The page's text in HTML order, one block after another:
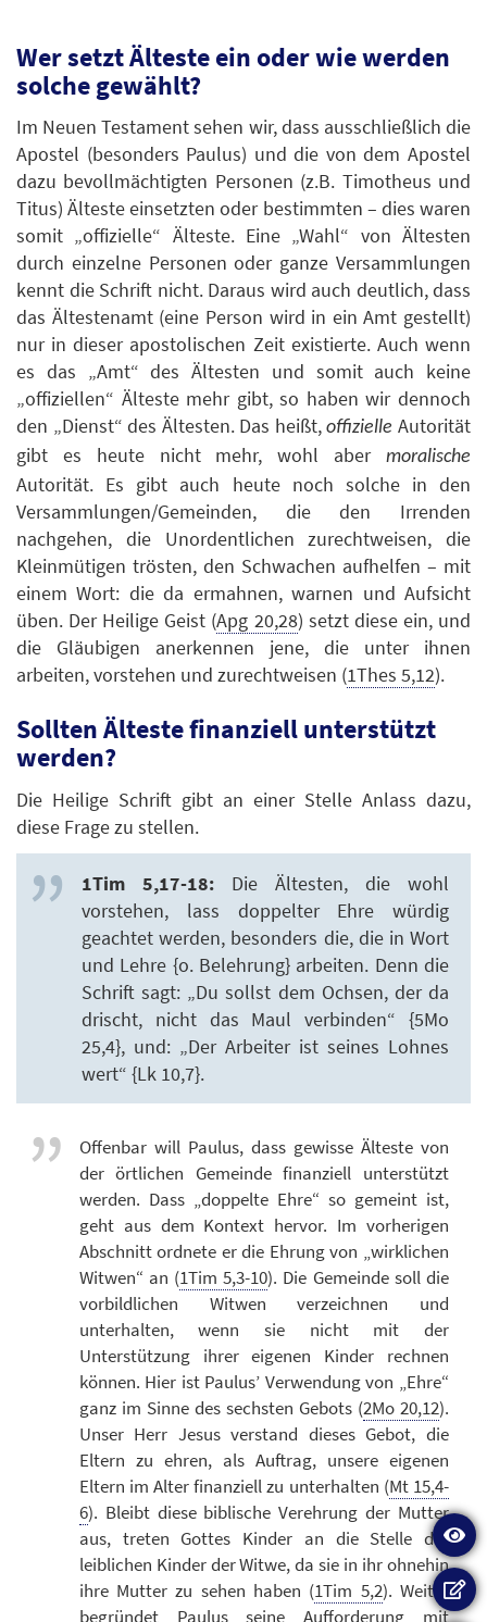
Wer setzt Älteste ein oder wie werden
solche gewählt?
Im Neuen Testament sehen wir, dass ausschließlich die
Apostel (besonders Paulus) und die von dem Apostel
dazu bevollmächtigten Personen (z.B. Timotheus und
Titus) Älteste einsetzten oder bestimmten – dies waren
somit „offizielle“ Älteste. Eine „Wahl“ von Ältesten
durch einzelne Personen oder ganze Versammlungen
kennt die Schrift nicht. Daraus wird auch deutlich, dass
das Ältestenamt (eine Person wird in ein Amt gestellt)
nur in dieser apostolischen Zeit existierte. Auch wenn
es das „Amt“ des Ältesten und somit auch keine
„offiziellen“ Älteste mehr gibt, so haben wir dennoch
den „Dienst“ des Ältesten. Das heißt,offizielle Autorität
gibt es heute nicht mehr, wohl aber
moralische
Autorität. Es gibt auch heute noch solche in den
Versammlungen/Gemeinden, die den Irrenden
nachgehen, die Unordentlichen zurechtweisen, die
Kleinmütigen trösten, den Schwachen aufhelfen – mit
einem Wort: die da ermahnen, warnen und Aufsicht
üben. Der Heilige Geist (Apg 20,28) setzt diese ein, und
die Gläubigen anerkennen jene, die unter ihnen
arbeiten, vorstehen und zurechtweisen (1Thes 5,12).
Sollten Älteste finanziell unterstützt
werden?
Die Heilige Schrift gibt an einer Stelle Anlass dazu,
diese Frage zu stellen.
1Tim 5,17-18: Die Ältesten, die wohl
vorstehen, lass doppelter Ehre würdig
geachtet werden, besonders die, die in Wort
und Lehre {o. Belehrung} arbeiten. Denn die
Schrift sagt: „Du sollst dem Ochsen, der da
drischt, nicht das Maul verbinden“ {5Mo
25,4}, und: „Der Arbeiter ist seines Lohnes
wert“ {Lk 10,7}.
Offenbar will Paulus, dass gewisse Älteste von
der örtlichen Gemeinde finanziell unterstützt
werden. Dass „doppelte Ehre“ so gemeint ist,
geht aus dem Kontext hervor. Im vorherigen
Abschnitt ordnete er die Ehrung von „wirklichen
Witwen“ an (1Tim 5,3-10). Die Gemeinde soll die
vorbildlichen Witwen verzeichnen und
unterhalten, wenn sie nicht mit der
Unterstützung ihrer eigenen Kinder rechnen
können. Hier ist Paulus’ Verwendung von „Ehre“
ganz im Sinne des sechsten Gebots (2Mo 20,12).
Unser Herr Jesus verstand dieses Gebot, die
Eltern zu ehren, als Auftrag, unsere eigenen
Eltern im Alter finanziell zu unterhalten (Mt 15,4-
6). Bleibt diese biblische Verehrung der Mutter
aus, treten Gottes Kinder an die Stelle der
leiblichen Kinder der Witwe, da sie in ihr ohnehin
ihre Mutter zu sehen haben (1Tim 5,2). Weiter
begründet Paulus seine Aufforderung mit